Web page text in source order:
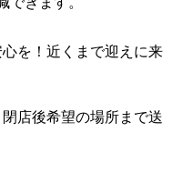
を！近くまで迎えに来
店後希望の場所まで送